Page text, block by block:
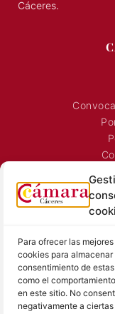
Para ofrecer las
cookies para
consentimiento de
como el
en este sitio. No
negativamente a
Cáceres.
SALA DE
Noticias
Sala de